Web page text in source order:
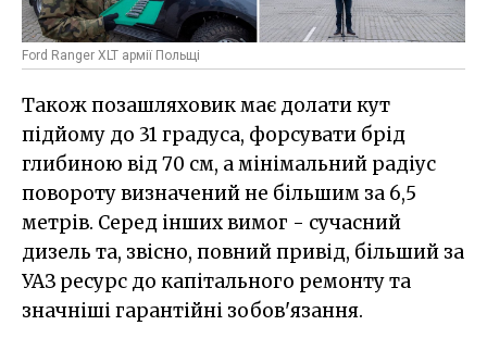
Ford Ranger XLT армії Польщі
Також позашляховик має долати кут
підйому до 31 градуса, форсувати брід
глибиною від 70 см, а мінімальний радіус
повороту визначений не більшим за 6,5
метрів. Серед інших вимог - сучасний
дизель та, звісно, повний привід, більший за
УАЗ ресурс до капітального ремонту та
значніші гарантійні зобов'язання.